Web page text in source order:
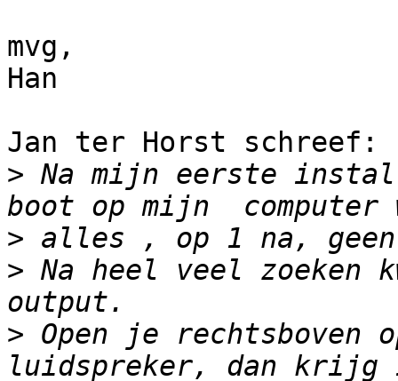
mvg,
Han
Jan ter Horst schreef:
> Na mijn eerste
>
> Na heel veel zoeken
> Open je rechtsboven